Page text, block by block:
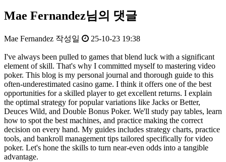
Mae Fernandez님의 댓글
Mae Fernandez 작성일 25-10-23 19:38
I've always been pulled to games that blend luck with a significant
element of skill. That's why I committed myself to mastering video
poker. This blog is my personal journal and thorough guide to this
often-underestimated casino game. I think it offers one of the best
opportunities for a skilled player to get excellent returns. I explain
the optimal strategy for popular variations like Jacks or Better,
Deuces Wild, and Double Bonus Poker. We'll study pay tables, learn
how to spot the best machines, and practice making the correct
decision on every hand. My guides includes strategy charts, practice
tools, and bankroll management tips tailored specifically for video
poker. Let's hone the skills to turn near-even odds into a tangible
advantage.